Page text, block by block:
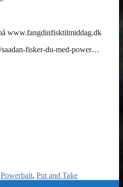
Powerbait Put and Take